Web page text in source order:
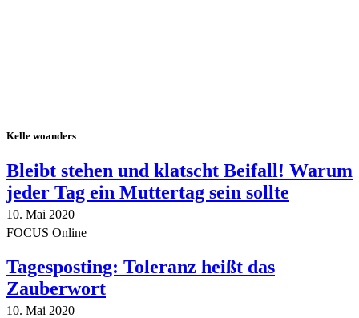
Kelle woanders
Bleibt stehen und klatscht Beifall! Warum
jeder Tag ein Muttertag sein sollte
10. Mai 2020
FOCUS Online
Tagesposting: Toleranz heißt das
Zauberwort
10. Mai 2020